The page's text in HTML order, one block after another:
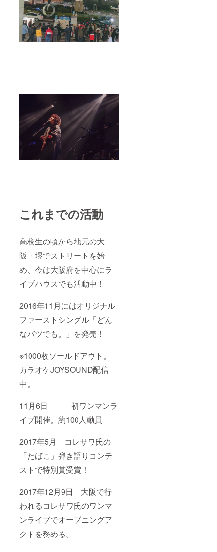
これまでの活動
高校生の頃から地元の大
阪・堺でストリートを始
め、今は大阪府を中心にラ
イブハウスでも活動中！
2016年11月にはオリジナル
ファーストシングル「どん
なバツでも。」を発売！
※1000枚ソールドアウト。
カラオケJOYSOUND配信
中。
11月6日 初ワンマンラ
イブ開催。約100人動員
2017年5月 コレサワ氏の
「たばこ」弾き語りコンテ
ストで特別賞受賞！
2017年12月9日 大阪で行
われるコレサワ氏のワンマ
ンライブでオープニングア
クトを務める。